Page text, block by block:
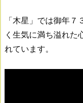
「木星」では御年
く生気に満ち溢れた
れています。